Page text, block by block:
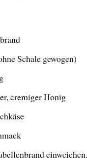
Schale gewogen)
cremiger Honig